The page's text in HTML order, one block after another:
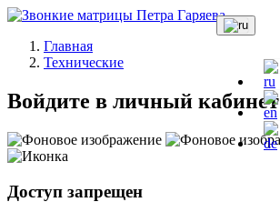
Главная
Технические
Войдите в личный кабинет
Доступ запрещен